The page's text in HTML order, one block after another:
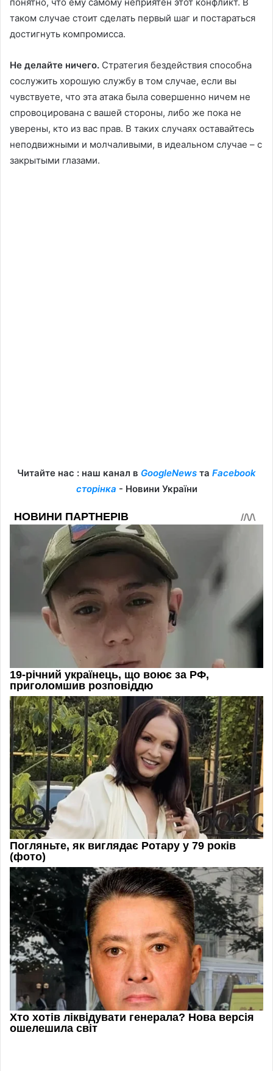
таком случае стоит сделать первый шаг и постараться
достигнуть компромисса.
Не делайте ничего. Стратегия бездействия способна
сослужить хорошую службу в том случае, если вы
чувствуете, что эта атака была совершенно ничем не
спровоцирована с вашей стороны, либо же пока не
уверены, кто из вас прав. В таких случаях оставайтесь
неподвижными и молчаливыми, в идеальном случае – с
закрытыми глазами.
Читайте нас : наш канал в GoogleNews та Facebook
сторінка - Новини України